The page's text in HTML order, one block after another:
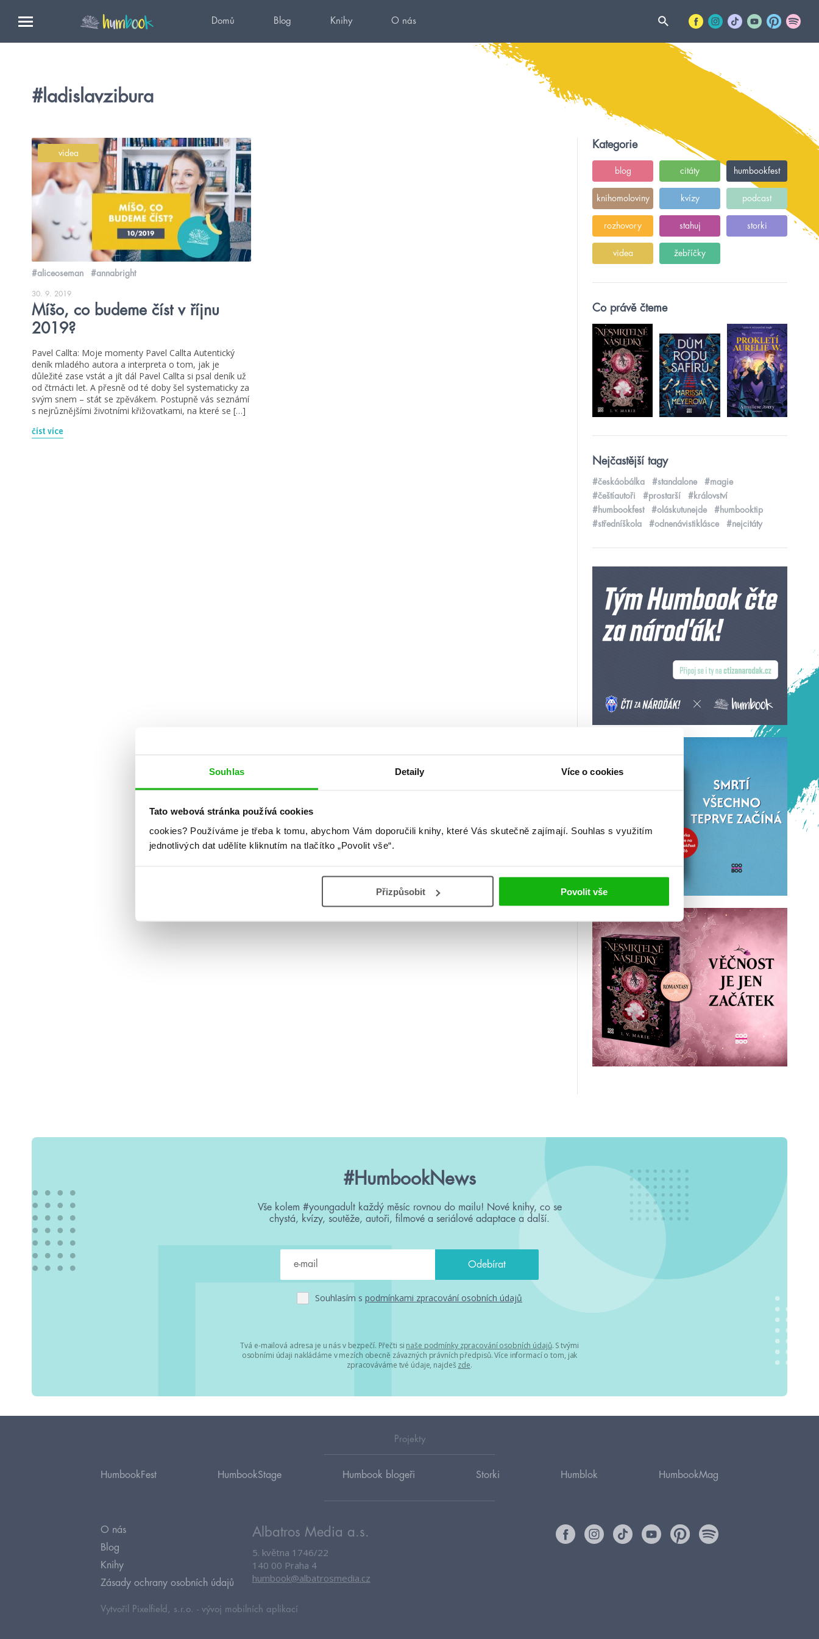
Souhlas Detaily Více o cookies
Tato webová stránka používá cookies
cookies? Používáme je třeba k tomu, abychom Vám doporučili knihy, které Vás skutečně zajímají. Souhlas s využitím
jednotlivých dat udělíte kliknutím na tlačítko „Povolit vše“.
Přizpůsobit Povolit vše
Domů Blog Knihy O nás
#ladislavzibura
videa
#aliceoseman #annabright
30. 9. 2019
Míšo, co budeme číst v říjnu
2019?
Pavel Callta: Moje momenty Pavel Callta Autentický
deník mladého autora a interpreta o tom, jak je
důležité zase vstát a jít dál Pavel Callta si psal deník už
od čtrnácti let. A přesně od té doby šel systematicky za
svým snem – stát se zpěvákem. Postupně vás seznámí
s nejrůznějšími životními křižovatkami, na které se […]
číst více
Kategorie
blog citáty humbookfest
knihomoloviny kvízy podcast
rozhovory stahuj storki
videa žebříčky
Co právě čteme
Nejčastější tagy
#českáobálka #standalone
#magie
#češtíautoři
#prostarší
#království
#humbookfest
#oláskutunejde
#humbooktip
#středníškola
#odnenávistiklásce #nejcitáty
#HumbookNews
Vše kolem #youngadult každý měsíc rovnou do mailu! Nové knihy, co se
chystá, kvízy, soutěže, autoři, filmové a seriálové adaptace a další.
Souhlasím s podmínkami zpracování osobních údajů
Tvá e-mailová adresa je u nás v bezpečí. Přečti si naše podmínky zpracování osobních údajů. S tvými
osobními údaji nakládáme v mezích obecně závazných právních předpisů. Více informací o tom, jak
zpracováváme tvé údaje, najdeš zde.
Projekty
HumbookFest HumbookStage Humbook blogeři Storki Humblok HumbookMag
O nás
Blog
Knihy
Zásady ochrany osobních údajů
Albatros Media a.s.
5. května 1746/22
140 00 Praha 4
humbook@albatrosmedia.cz
Vytvořil Pixelfield, s.r.o. - vývoj mobilních aplikací